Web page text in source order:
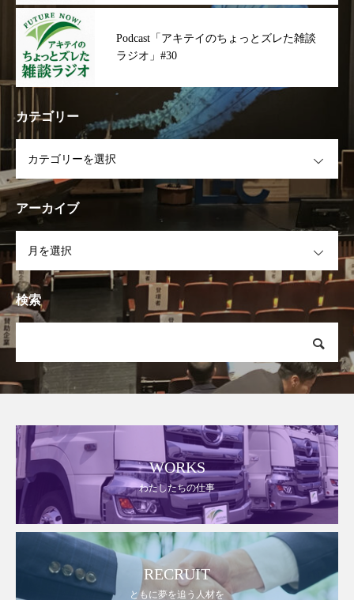
Podcast「アキテイのちょっとズレた雑談
ラジオ」#30
カテゴリー
アーカイブ
検索
WORKS
わたしたちの仕事
RECRUIT
ともに夢を追う人材を